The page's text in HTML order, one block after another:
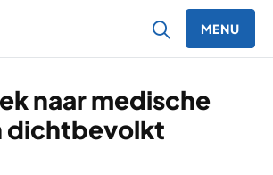
MENU
naar medische
dichtbevolkt